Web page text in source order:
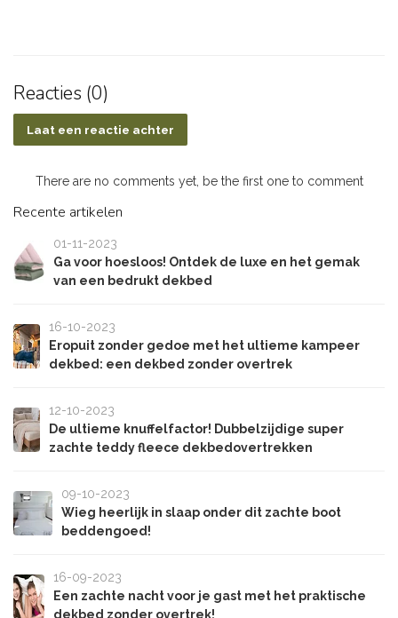
Reacties (0)
Laat een reactie achter
There are no comments yet, be the first one to comment
Recente artikelen
01-11-2023
Ga voor hoesloos! Ontdek de luxe en het gemak
van een bedrukt dekbed
16-10-2023
Eropuit zonder gedoe met het ultieme kampeer
dekbed: een dekbed zonder overtrek
12-10-2023
De ultieme knuffelfactor! Dubbelzijdige super
zachte teddy fleece dekbedovertrekken
09-10-2023
Wieg heerlijk in slaap onder dit zachte boot
beddengoed!
16-09-2023
Een zachte nacht voor je gast met het praktische
dekbed zonder overtrek!